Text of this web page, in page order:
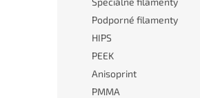
Podporné filamenty
HIPS
PEEK
Anisoprint
PMMA